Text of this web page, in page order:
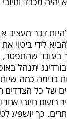
להיות דבר מעציב
לידי ביטוי
בעובד
יתנהל
כמה
של כל הצדדים
רושם חיובי
כך יושפע